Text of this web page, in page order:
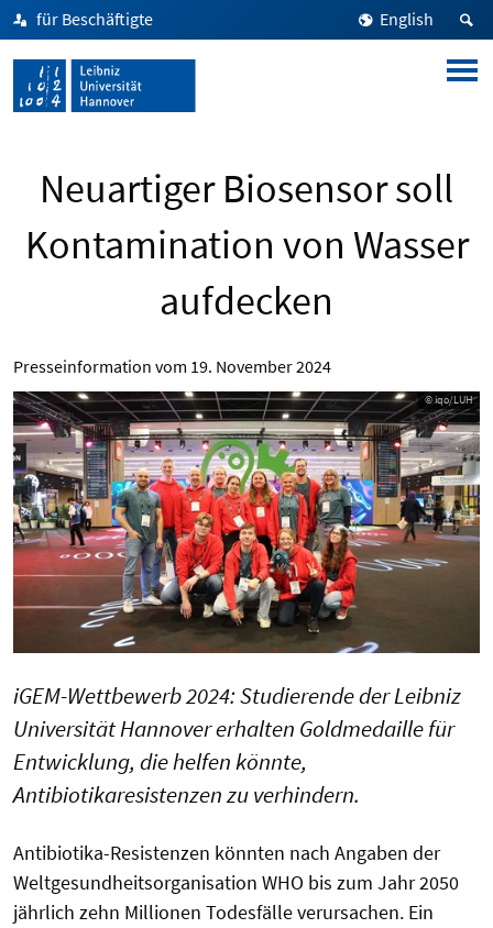
für Beschäftigte English
Neuartiger Biosensor soll
Kontamination von Wasser
aufdecken
Presseinformation vom 19. November 2024
© iqo/LUH
iGEM-Wettbewerb 2024: Studierende der Leibniz
Universität Hannover erhalten Goldmedaille für
Entwicklung, die helfen könnte,
Antibiotikaresistenzen zu verhindern.
Antibiotika-Resistenzen könnten nach Angaben der
Weltgesundheitsorganisation WHO bis zum Jahr 2050
jährlich zehn Millionen Todesfälle verursachen. Ein